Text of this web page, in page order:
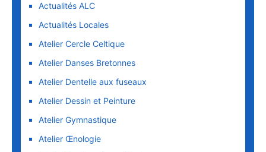
Actualités ALC
Actualités Locales
Atelier Cercle Celtique
Atelier Danses Bretonnes
Atelier Dentelle aux fuseaux
Atelier Dessin et Peinture
Atelier Gymnastique
Atelier Œnologie